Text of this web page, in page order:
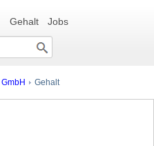
Gehalt Jobs
Gehalt